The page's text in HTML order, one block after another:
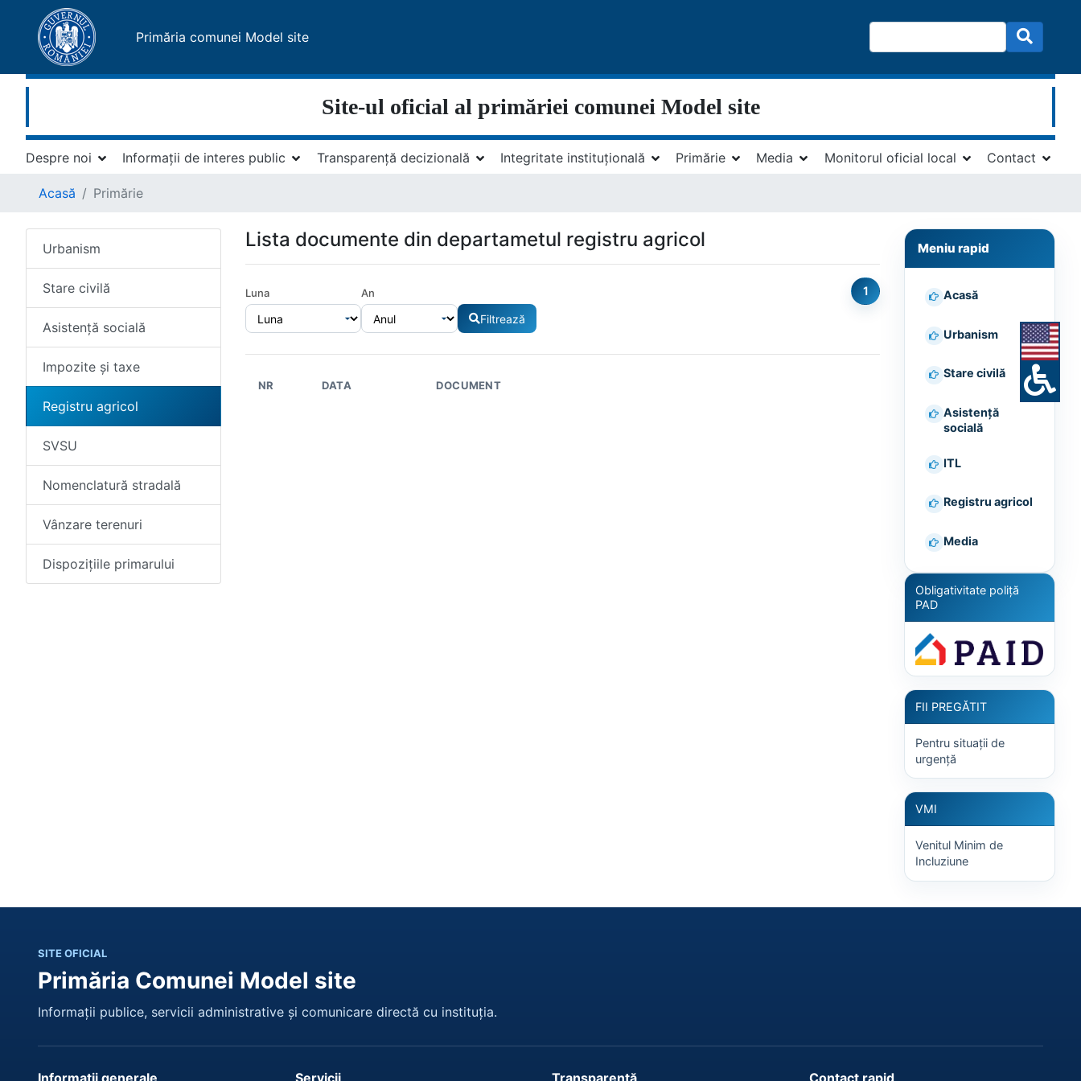
Primăria comunei Model site
Site-ul oficial al primăriei comunei Model site
Despre noi Informații de interes public Transparență decizională Integritate instituțională Primărie Media Monitorul oficial local Contact
Acasă Primărie
Urbanism
Stare civilă
Asistență socială
Impozite și taxe
Registru agricol
SVSU
Nomenclatură stradală
Vânzare terenuri
Dispozițiile primarului
Lista documente din departametul registru agricol
Luna An
Filtrează
1
NR DATA DOCUMENT
Meniu rapid
Acasă
Urbanism
Stare civilă
Asistență
socială
ITL
Registru agricol
Media
Obligativitate poliță
PAD
FII PREGĂTIT
Pentru situații de
urgență
VMI
Venitul Minim de
Incluziune
SITE OFICIAL
Primăria Comunei Model site
Informații publice, servicii administrative și comunicare directă cu instituția.
Informații generale Servicii Transparență Contact rapid